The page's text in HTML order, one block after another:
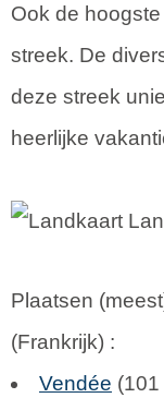
Ook de
streek. De
deze streek
heerlijke
Plaatsen
(Frankrijk) :
Vendée (101